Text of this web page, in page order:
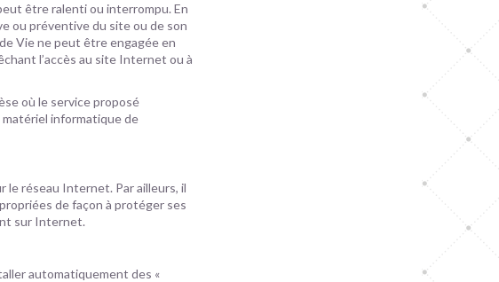
être ralenti ou interrompu. En
ou préventive du site ou de son
Vie ne peut être engagée en
l’accès au site Internet ou à
où le service proposé
informatique de
le réseau Internet. Par ailleurs, il
de façon à protéger ses
sur Internet.
automatiquement des «